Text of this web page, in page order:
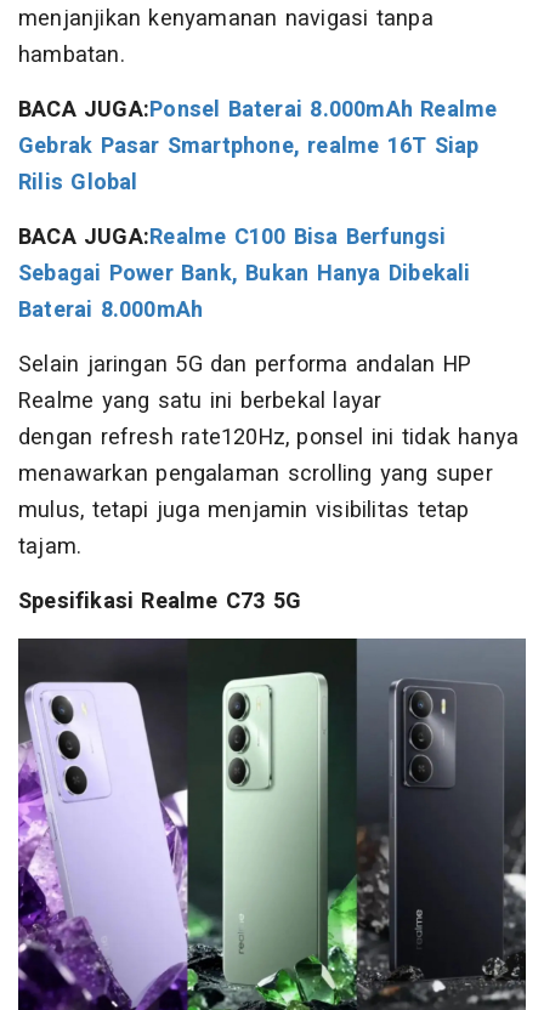
menjanjikan kenyamanan navigasi tanpa
hambatan.
BACA JUGA:Ponsel Baterai 8.000mAh Realme
Gebrak Pasar Smartphone, realme 16T Siap
Rilis Global
BACA JUGA:Realme C100 Bisa Berfungsi
Sebagai Power Bank, Bukan Hanya Dibekali
Baterai 8.000mAh
Selain jaringan 5G dan performa andalan HP
Realme yang satu ini berbekal layar
dengan refresh rate120Hz, ponsel ini tidak hanya
menawarkan pengalaman scrolling yang super
mulus, tetapi juga menjamin visibilitas tetap
tajam.
Spesifikasi Realme C73 5G